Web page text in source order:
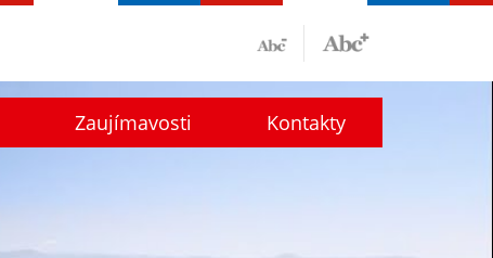
Zaujímavosti Kontakty